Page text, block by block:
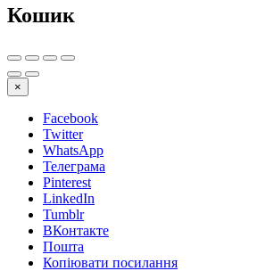
Кошик
×
Facebook
Twitter
WhatsApp
Телеграма
Pinterest
LinkedIn
Tumblr
ВКонтакте
Пошта
Копіювати посилання